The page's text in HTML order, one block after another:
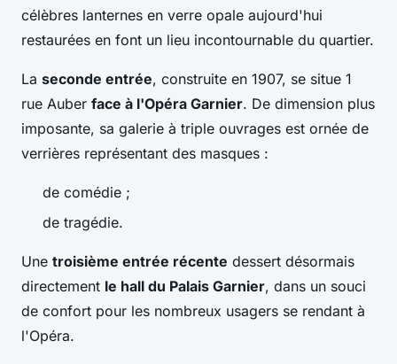
célèbres lanternes en verre opale aujourd'hui
restaurées en font un lieu incontournable du quartier.
La seconde entrée, construite en 1907, se situe 1
rue Auber face à l'Opéra Garnier. De dimension plus
imposante, sa galerie à triple ouvrages est ornée de
verrières représentant des masques :
de comédie ;
de tragédie.
Une troisième entrée récente dessert désormais
directement le hall du Palais Garnier, dans un souci
de confort pour les nombreux usagers se rendant à
l'Opéra.